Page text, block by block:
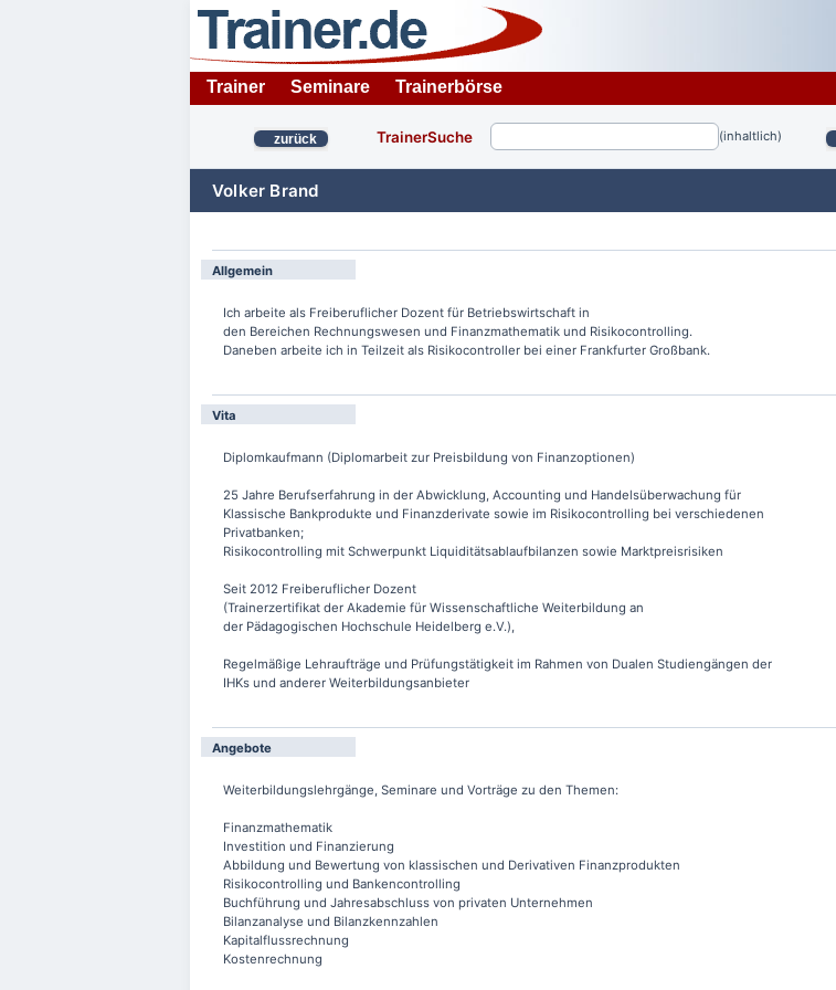
Trainer Seminare Trainerbörse
zurück TrainerSuche (inhaltlich)
Volker Brand
Allgemein
Ich arbeite als Freiberuflicher Dozent für Betriebswirtschaft in
den Bereichen Rechnungswesen und Finanzmathematik und Risikocontrolling.
Daneben arbeite ich in Teilzeit als Risikocontroller bei einer Frankfurter Großbank.
Vita
Diplomkaufmann (Diplomarbeit zur Preisbildung von Finanzoptionen)
25 Jahre Berufserfahrung in der Abwicklung, Accounting und Handelsüberwachung für
Klassische Bankprodukte und Finanzderivate sowie im Risikocontrolling bei verschiedenen
Privatbanken;
Risikocontrolling mit Schwerpunkt Liquiditätsablaufbilanzen sowie Marktpreisrisiken
Seit 2012 Freiberuflicher Dozent
(Trainerzertifikat der Akademie für Wissenschaftliche Weiterbildung an
der Pädagogischen Hochschule Heidelberg e.V.),
Regelmäßige Lehraufträge und Prüfungstätigkeit im Rahmen von Dualen Studiengängen der
IHKs und anderer Weiterbildungsanbieter
Angebote
Weiterbildungslehrgänge, Seminare und Vorträge zu den Themen:
Finanzmathematik
Investition und Finanzierung
Abbildung und Bewertung von klassischen und Derivativen Finanzprodukten
Risikocontrolling und Bankencontrolling
Buchführung und Jahresabschluss von privaten Unternehmen
Bilanzanalyse und Bilanzkennzahlen
Kapitalflussrechnung
Kostenrechnung